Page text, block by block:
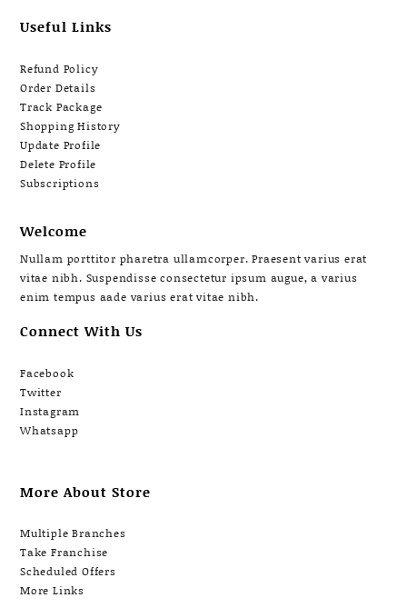
Useful Links
Refund Policy
Order Details
Track Package
Shopping History
Update Profile
Delete Profile
Subscriptions
Welcome
Nullam porttitor pharetra ullamcorper. Praesent varius erat
vitae nibh. Suspendisse consectetur ipsum augue, a varius
enim tempus aade varius erat vitae nibh.
Connect With Us
Facebook
Twitter
Instagram
Whatsapp
More About Store
Multiple Branches
Take Franchise
Scheduled Offers
More Links